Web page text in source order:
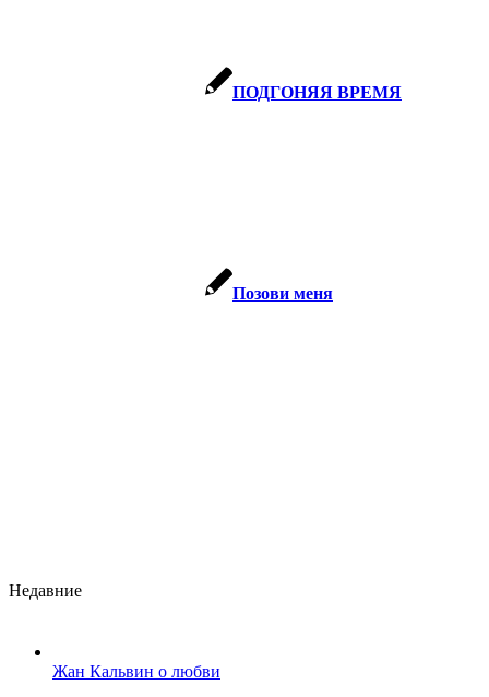
ПОДГОНЯЯ ВРЕМЯ
Позови меня
Недавние
Жан Кальвин о любви